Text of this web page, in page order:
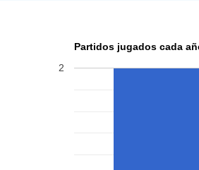
Partidos jugados cada
2